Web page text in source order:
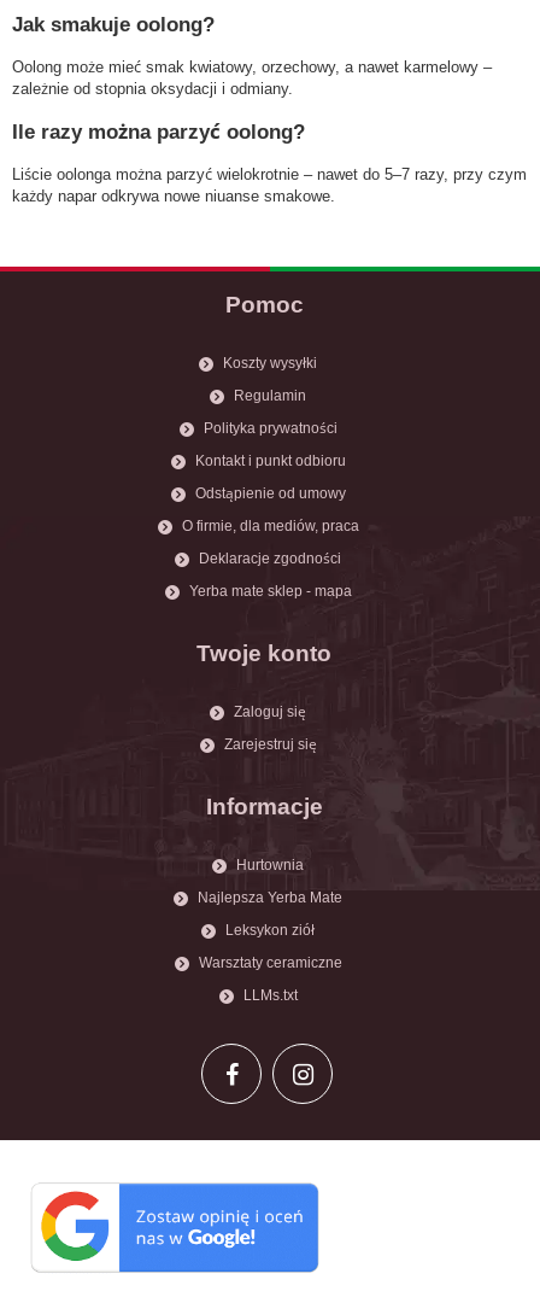
Jak smakuje oolong?
Oolong może mieć smak kwiatowy, orzechowy, a nawet karmelowy –
zależnie od stopnia oksydacji i odmiany.
Ile razy można parzyć oolong?
Liście oolonga można parzyć wielokrotnie – nawet do 5–7 razy, przy czym
każdy napar odkrywa nowe niuanse smakowe.
Pomoc
Koszty wysyłki
Regulamin
Polityka prywatności
Kontakt i punkt odbioru
Odstąpienie od umowy
O firmie, dla mediów, praca
Deklaracje zgodności
Yerba mate sklep - mapa
Twoje konto
Zaloguj się
Zarejestruj się
Informacje
Hurtownia
Najlepsza Yerba Mate
Leksykon ziół
Warsztaty ceramiczne
LLMs.txt